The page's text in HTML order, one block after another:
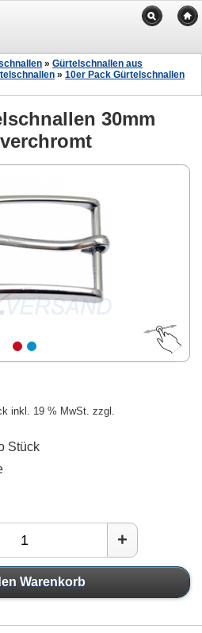
» Gürtelschnallen aus
» 10er Pack Gürtelschnallen
30mm
inkl. 19 % MwSt. zzgl.
Stück
+
Warenkorb